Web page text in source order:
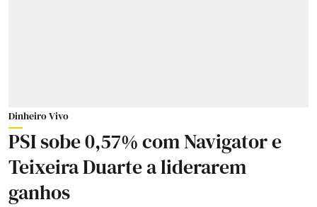
Dinheiro Vivo
PSI sobe 0,57% com Navigator e
Teixeira Duarte a liderarem
ganhos